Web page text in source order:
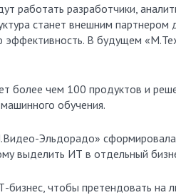
работать разработчики,
станет внешним
В будущем
более чем 100 продуктов и
обучения.
Эльдорадо» сформировала
выделить ИТ в отдельный
чтобы претендовать на